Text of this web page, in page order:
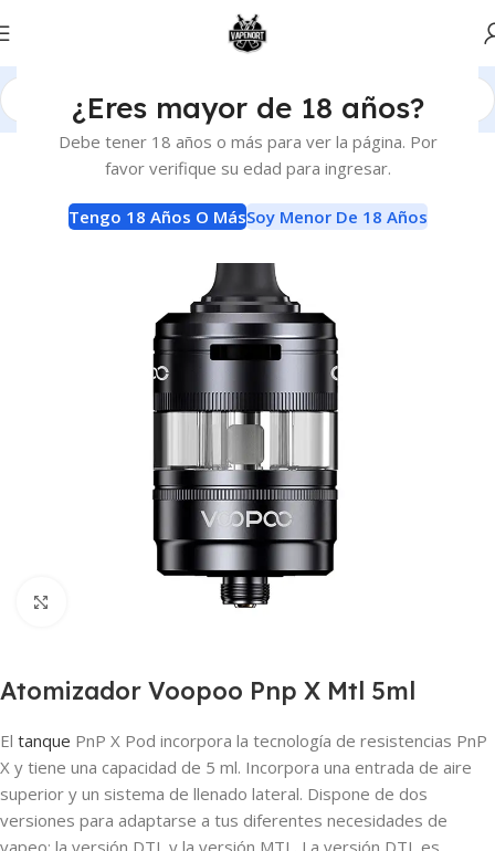
¿Eres mayor de 18 años?
Debe tener 18 años o más para ver la página. Por
favor verifique su edad para ingresar.
Tengo 18 Años O MásSoy Menor De 18 Años
Inicio Atomizadores Claromizadores
Haga clic para ampliar
Atomizador Voopoo Pnp X Mtl 5ml
El tanque PnP X Pod incorpora la tecnología de resistencias PnP
X y tiene una capacidad de 5 ml. Incorpora una entrada de aire
superior y un sistema de llenado lateral. Dispone de dos
versiones para adaptarse a tus diferentes necesidades de
vapeo: la versión DTL y la versión MTL. La versión DTL es